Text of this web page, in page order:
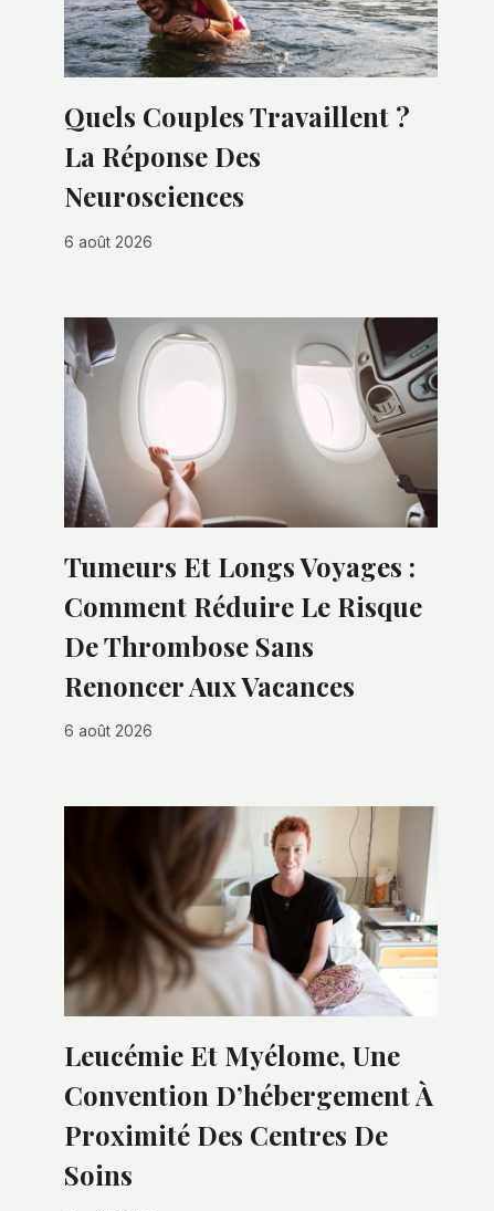
Quels Couples Travaillent ?
La Réponse Des
Neurosciences
6 août 2026
Tumeurs Et Longs Voyages :
Comment Réduire Le Risque
De Thrombose Sans
Renoncer Aux Vacances
6 août 2026
Leucémie Et Myélome, Une
Convention D’hébergement À
Proximité Des Centres De
Soins